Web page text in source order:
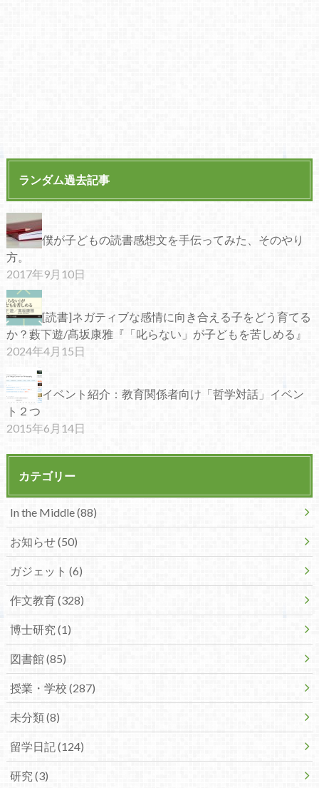
ランダム過去記事
僕が子どもの読書感想文を手伝ってみた、そのやり
方。
2017年9月10日
[読書]ネガティブな感情に向き合える子をどう育てる
か？藪下遊/髙坂康雅『「叱らない」が子どもを苦しめる』
2024年4月15日
イベント紹介：教育関係者向け「哲学対話」イベン
ト２つ
2015年6月14日
カテゴリー
In the Middle (88)
お知らせ (50)
ガジェット (6)
作文教育 (328)
博士研究 (1)
図書館 (85)
授業・学校 (287)
未分類 (8)
留学日記 (124)
研究 (3)